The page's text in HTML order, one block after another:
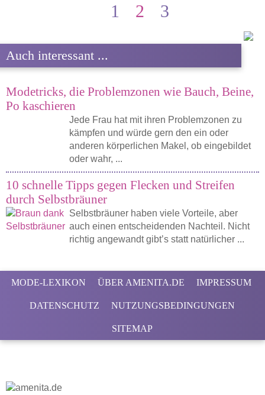
1 2 3
Auch interessant ...
Modetricks, die Problemzonen wie Bauch, Beine,
Po kaschieren
Jede Frau hat mit ihren Problemzonen zu
kämpfen und würde gern den ein oder
anderen körperlichen Makel, ob eingebildet
oder wahr, ...
10 schnelle Tipps gegen Flecken und Streifen
durch Selbstbräuner
Selbstbräuner haben viele Vorteile, aber
auch einen entscheidenden Nachteil. Nicht
richtig angewandt gibt’s statt natürlicher ...
MODE-LEXIKON ÜBER AMENITA.DE IMPRESSUM
DATENSCHUTZ NUTZUNGSBEDINGUNGEN
SITEMAP